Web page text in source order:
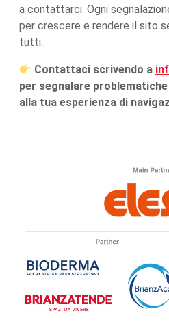
a contattarci. Ogni
per crescere e rendere il sito
tutti.
Contattaci scrivendo a
per segnalare
alla tua esperienza di